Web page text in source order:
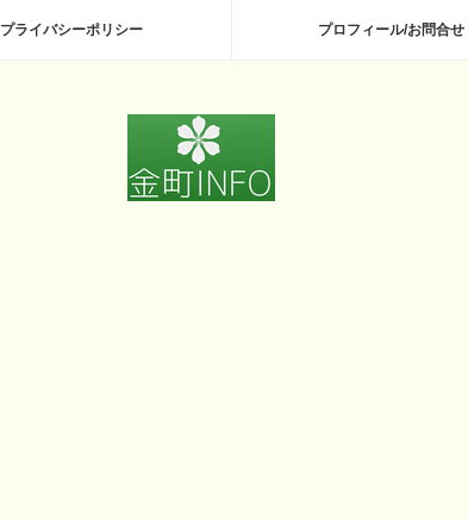
プライバシーポリシー プロフィール/お問合せ